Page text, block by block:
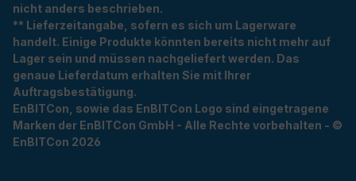
nicht anders beschrieben.
** Lieferzeitangabe, sofern es sich um Lagerware
handelt. Einige Produkte könnten bereits nicht mehr auf
Lager sein und müssen nachgeliefert werden. Das
genaue Lieferdatum erhalten Sie mit Ihrer
Auftragsbestätigung.
EnBITCon, sowie das EnBITCon Logo sind eingetragene
Marken der EnBITCon GmbH - Alle Rechte vorbehalten - ©
EnBITCon 2026